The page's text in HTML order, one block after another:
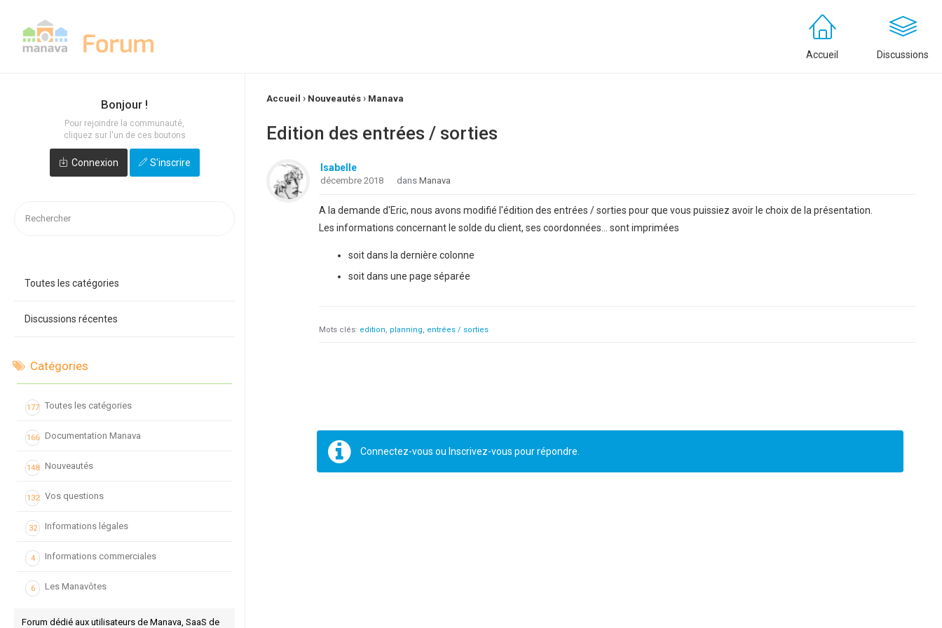
Accueil Discussions
Bonjour !
Pour rejoindre la communauté,
cliquez sur l'un de ces boutons
Connexion S'inscrire
Quick
Links
Toutes les catégories
Discussions récentes
Catégories
177 Toutes les catégories
166 Documentation Manava
148 Nouveautés
132 Vos questions
32 Informations légales
4 Informations commerciales
6 Les Manavôtes
Forum dédié aux utilisateurs de Manava, SaaS de
Accueil › Nouveautés › Manava
Edition des entrées / sorties
Isabelle
décembre 2018 dans Manava
A la demande d'Eric, nous avons modifié l'édition des entrées / sorties pour que vous puissiez avoir le choix de la présentation.
Les informations concernant le solde du client, ses coordonnées... sont imprimées
soit dans la dernière colonne
soit dans une page séparée
Mots clés: edition planning entrées / sorties
Connectez-vous ou Inscrivez-vous pour répondre.